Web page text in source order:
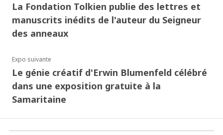
La Fondation Tolkien publie des lettres et
manuscrits inédits de l'auteur du Seigneur
des anneaux
Expo suivante
Le génie créatif d'Erwin Blumenfeld célébré
dans une exposition gratuite à la
Samaritaine